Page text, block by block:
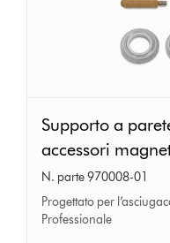
a
parete
con
alloggiamenti
Supporto a
accessori
N. parte 970008-01
Progettato per
Professionale